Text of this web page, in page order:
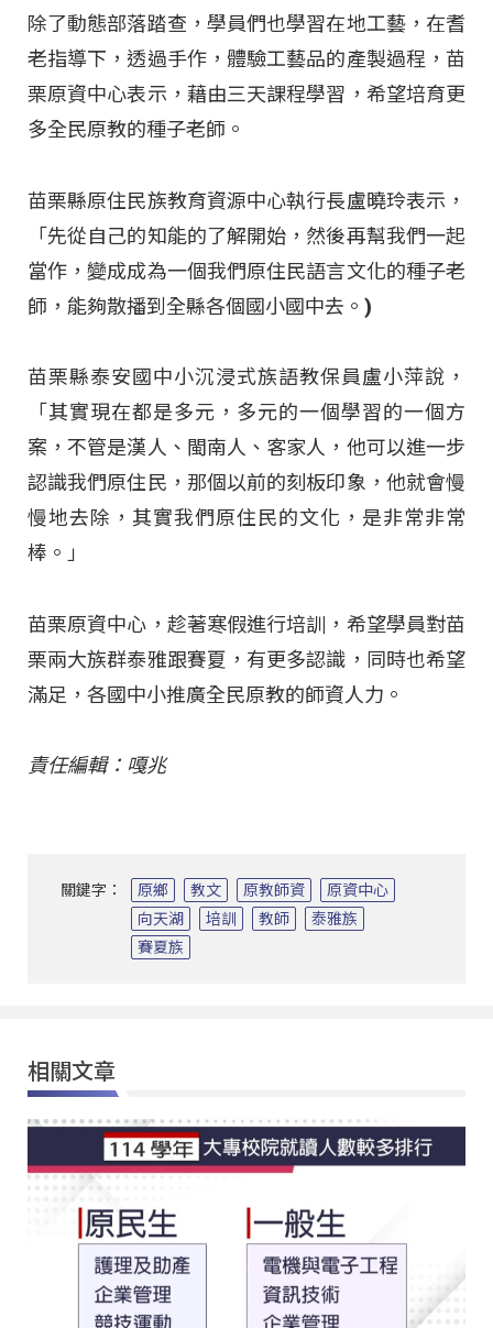
除了動態部落踏查，學員們也學習在地工藝，在耆
老指導下，透過手作，體驗工藝品的產製過程，苗
栗原資中心表示，藉由三天課程學習，希望培育更
多全民原教的種子老師。
苗栗縣原住民族教育資源中心執行長盧曉玲表示，
「先從自己的知能的了解開始，然後再幫我們一起
當作，變成成為一個我們原住民語言文化的種子老
師，能夠散播到全縣各個國小國中去。)
苗栗縣泰安國中小沉浸式族語教保員盧小萍說，
「其實現在都是多元，多元的一個學習的一個方
案，不管是漢人、閩南人、客家人，他可以進一步
認識我們原住民，那個以前的刻板印象，他就會慢
慢地去除，其實我們原住民的文化，是非常非常
棒。」
苗栗原資中心，趁著寒假進行培訓，希望學員對苗
栗兩大族群泰雅跟賽夏，有更多認識，同時也希望
滿足，各國中小推廣全民原教的師資人力。
責任編輯：嘎兆
關鍵字： 原鄉 教文 原教師資
原資中心
向天湖
培訓 教師
泰雅族
賽夏族
相關文章